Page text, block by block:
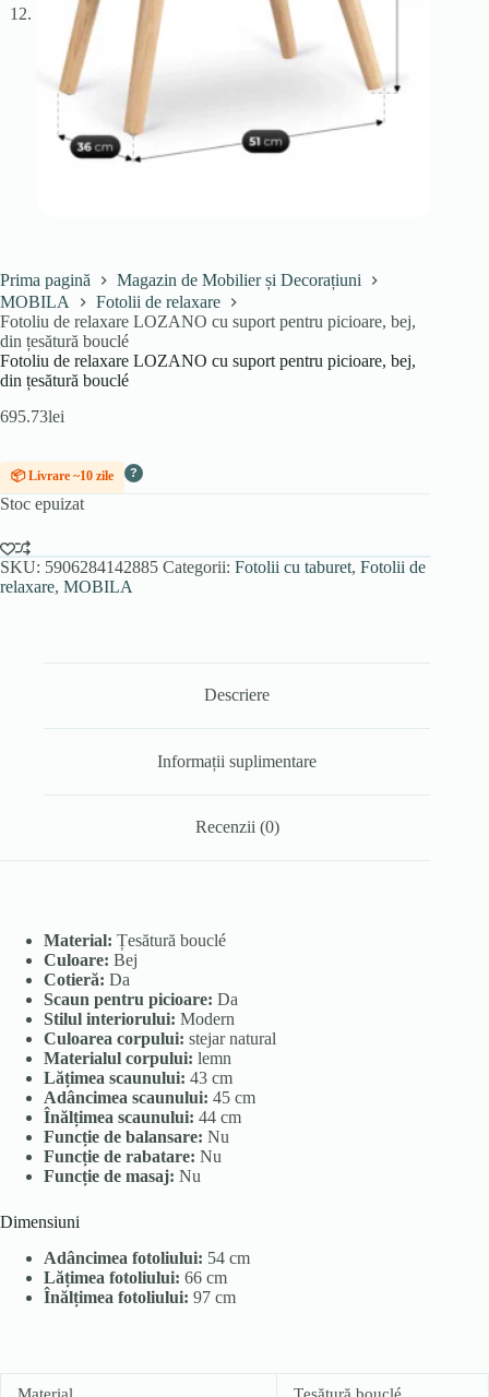
Prima pagină
Magazin de Mobilier și Decorațiuni
MOBILA
Fotolii de relaxare
Fotoliu de relaxare LOZANO cu suport pentru picioare, bej,
din țesătură bouclé
Fotoliu de relaxare LOZANO cu suport pentru picioare, bej,
din țesătură bouclé
695.73lei
📦 Livrare ~10 zile ?
Stoc epuizat
SKU: 5906284142885 Categorii: Fotolii cu taburet, Fotolii de
relaxare, MOBILA
Descriere
Informații suplimentare
Recenzii (0)
Material: Țesătură bouclé
Culoare: Bej
Cotieră: Da
Scaun pentru picioare: Da
Stilul interiorului: Modern
Culoarea corpului: stejar natural
Materialul corpului: lemn
Lățimea scaunului: 43 cm
Adâncimea scaunului: 45 cm
Înălțimea scaunului: 44 cm
Funcție de balansare: Nu
Funcție de rabatare: Nu
Funcție de masaj: Nu
Dimensiuni
Adâncimea fotoliului: 54 cm
Lățimea fotoliului: 66 cm
Înălțimea fotoliului: 97 cm